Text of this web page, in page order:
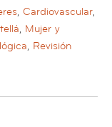
, Cardiovascular,
, Mujer y
, Revisión